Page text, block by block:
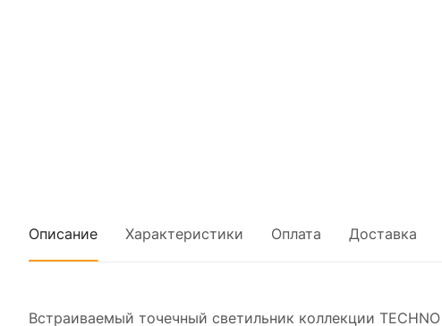
Описание Характеристики Оплата Доставка
Встраиваемый точечный светильник коллекции